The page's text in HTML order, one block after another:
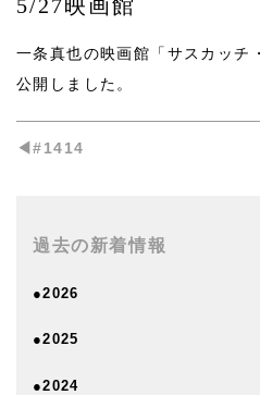
5/27映画館
一条真也の映画館「サスカッ
公開しました。
◀︎#1414
過去の新着情報
●2026
●2025
●2024